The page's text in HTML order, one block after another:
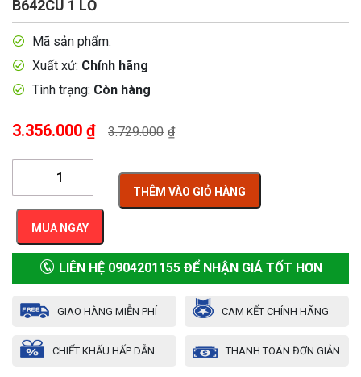
B642CU 1 LỖ
Mã sản phẩm:
Xuất xứ: Chính hãng
Tình trạng: Còn hàng
3.356.000 ₫ 3.729.000 ₫
THÊM VÀO GIỎ HÀNG
MUA NGAY
LIÊN HỆ 0904201155 ĐỂ NHẬN GIÁ TỐT HƠN
GIAO HÀNG MIỄN PHÍ CAM KẾT CHÍNH HÃNG
CHIẾT KHẤU HẤP DẪN THANH TOÁN ĐƠN GIẢN